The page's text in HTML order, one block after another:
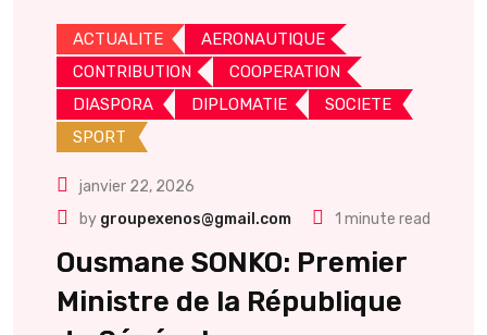
ACTUALITE
AERONAUTIQUE
CONTRIBUTION
COOPERATION
DIASPORA
DIPLOMATIE
SOCIETE
SPORT
janvier 22, 2026
by groupexenos@gmail.com 1 minute read
Ousmane SONKO: Premier
Ministre de la République